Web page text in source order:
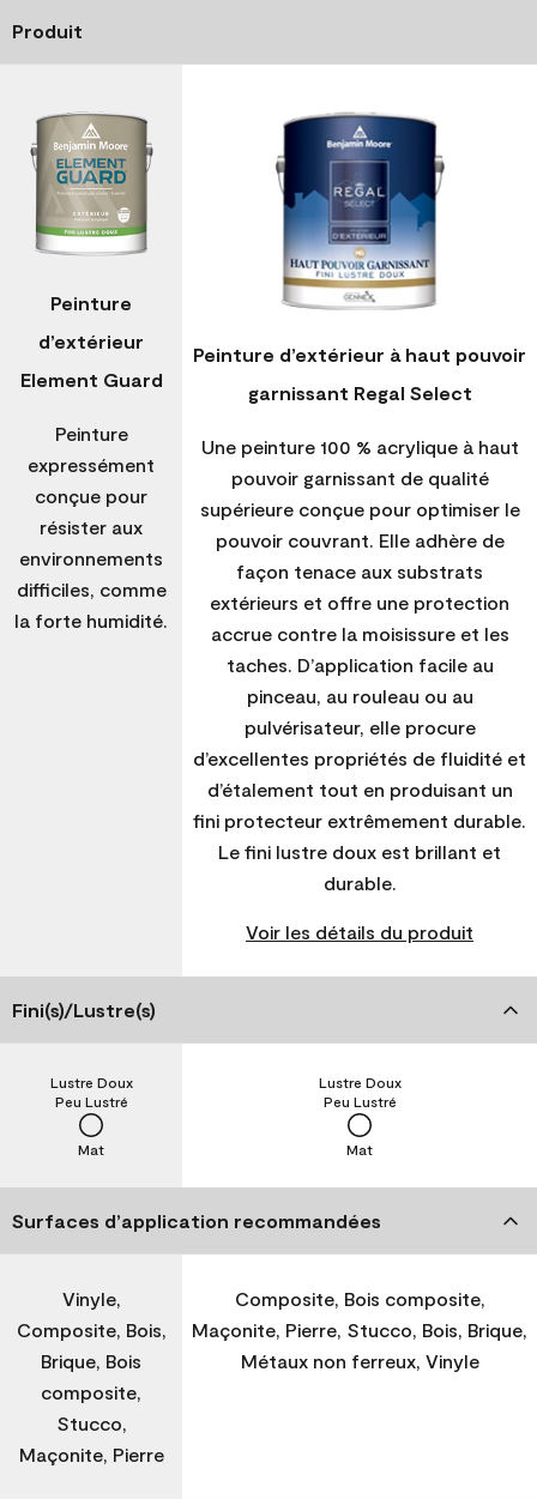
Produit
Peinture
d’extérieur
Element Guard
Peinture
expressément
conçue pour
résister aux
environnements
difficiles, comme
la forte humidité.
Peinture d’extérieur à haut pouvoir
garnissant Regal Select
Une peinture 100 % acrylique à haut
pouvoir garnissant de qualité
supérieure conçue pour optimiser le
pouvoir couvrant. Elle adhère de
façon tenace aux substrats
extérieurs et offre une protection
accrue contre la moisissure et les
taches. D’application facile au
pinceau, au rouleau ou au
pulvérisateur, elle procure
d’excellentes propriétés de fluidité et
d’étalement tout en produisant un
fini protecteur extrêmement durable.
Le fini lustre doux est brillant et
durable.
Voir les détails du produit
Fini(s)/Lustre(s)
Mat
Peu Lustré
Lustre Doux
Mat
Peu Lustré
Lustre Doux
Surfaces d’application recommandées
Vinyle,
Composite, Bois,
Brique, Bois
composite,
Stucco,
Maçonite, Pierre
Composite, Bois composite,
Maçonite, Pierre, Stucco, Bois, Brique,
Métaux non ferreux, Vinyle